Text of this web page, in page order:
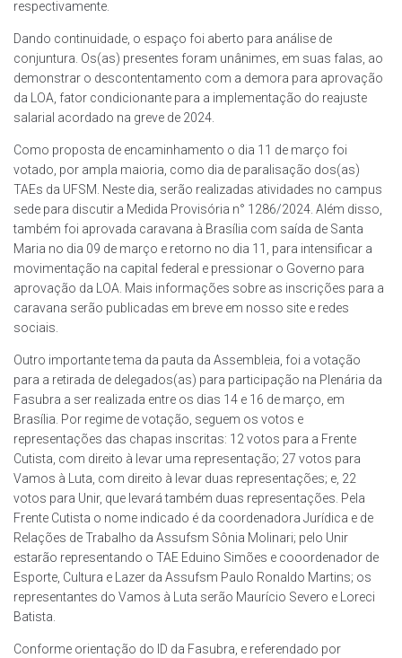
respectivamente.
Dando continuidade, o espaço foi aberto para análise de
conjuntura. Os(as) presentes foram unânimes, em suas falas, ao
demonstrar o descontentamento com a demora para aprovação
da LOA, fator condicionante para a implementação do reajuste
salarial acordado na greve de 2024.
Como proposta de encaminhamento o dia 11 de março foi
votado, por ampla maioria, como dia de paralisação dos(as)
TAEs da UFSM. Neste dia, serão realizadas atividades no campus
sede para discutir a Medida Provisória n° 1286/2024. Além disso,
também foi aprovada caravana à Brasília com saída de Santa
Maria no dia 09 de março e retorno no dia 11, para intensificar a
movimentação na capital federal e pressionar o Governo para
aprovação da LOA. Mais informações sobre as inscrições para a
caravana serão publicadas em breve em nosso site e redes
sociais.
Outro importante tema da pauta da Assembleia, foi a votação
para a retirada de delegados(as) para participação na Plenária da
Fasubra a ser realizada entre os dias 14 e 16 de março, em
Brasília. Por regime de votação, seguem os votos e
representações das chapas inscritas: 12 votos para a Frente
Cutista, com direito à levar uma representação; 27 votos para
Vamos à Luta, com direito à levar duas representações; e, 22
votos para Unir, que levará também duas representações. Pela
Frente Cutista o nome indicado é da coordenadora Jurídica e de
Relações de Trabalho da Assufsm Sônia Molinari; pelo Unir
estarão representando o TAE Eduino Simões e cooordenador de
Esporte, Cultura e Lazer da Assufsm Paulo Ronaldo Martins; os
representantes do Vamos à Luta serão Maurício Severo e Loreci
Batista.
Conforme orientação do ID da Fasubra, e referendado por